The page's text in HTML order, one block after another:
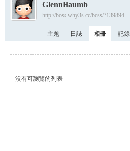
›
GlennHaumb
http://boss.why3s.cc/boss/?139894
主題 日誌 相冊 記錄
沒有可瀏覽的列表